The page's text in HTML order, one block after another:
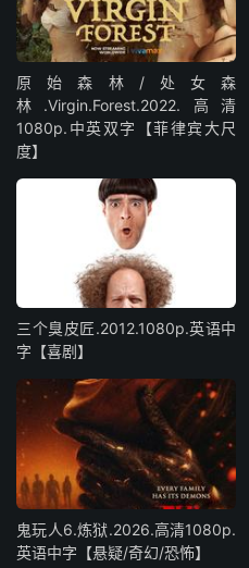
原始森林/处女森
林.Virgin.Forest.2022.高清
1080p.中英双字【菲律宾大尺
度】
三个臭皮匠.2012.1080p.英语中
字【喜剧】
鬼玩人6.炼狱.2026.高清1080p.
英语中字【悬疑/奇幻/恐怖】